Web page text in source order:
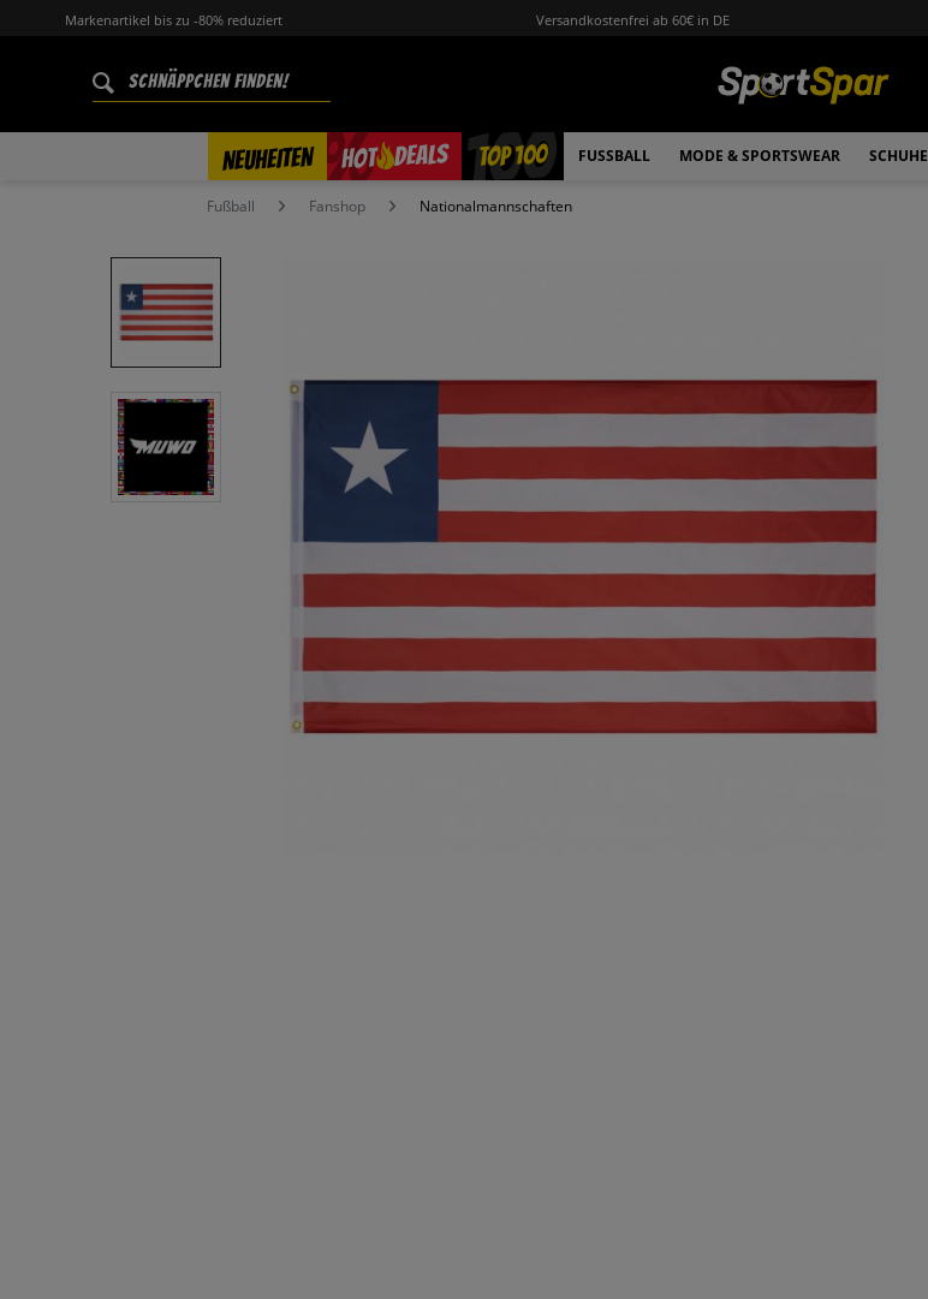
Markenartikel bis zu -80% reduziert Versandkostenfrei ab 60€ in DE
NEUHEITEN HOT DEALS
% TOP 100 FUSSBALL MODE & SPORTSWEAR SCHUHE
Fußball Fanshop Nationalmannschaften